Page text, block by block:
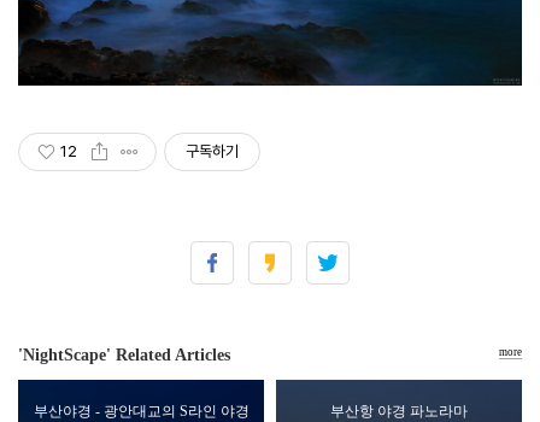
12 구독하기
'NightScape' Related Articles
부산야경 - 광안대교의 S라인 야경 부산항 야경 파노라마
more